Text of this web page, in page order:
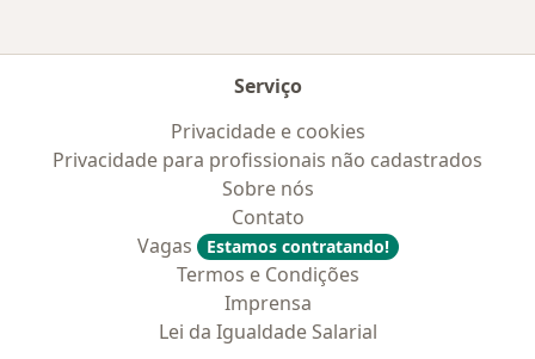
Serviço
Privacidade e cookies
Privacidade para profissionais não cadastrados
Sobre nós
Contato
Vagas
Estamos contratando!
Termos e Condições
Imprensa
Lei da Igualdade Salarial